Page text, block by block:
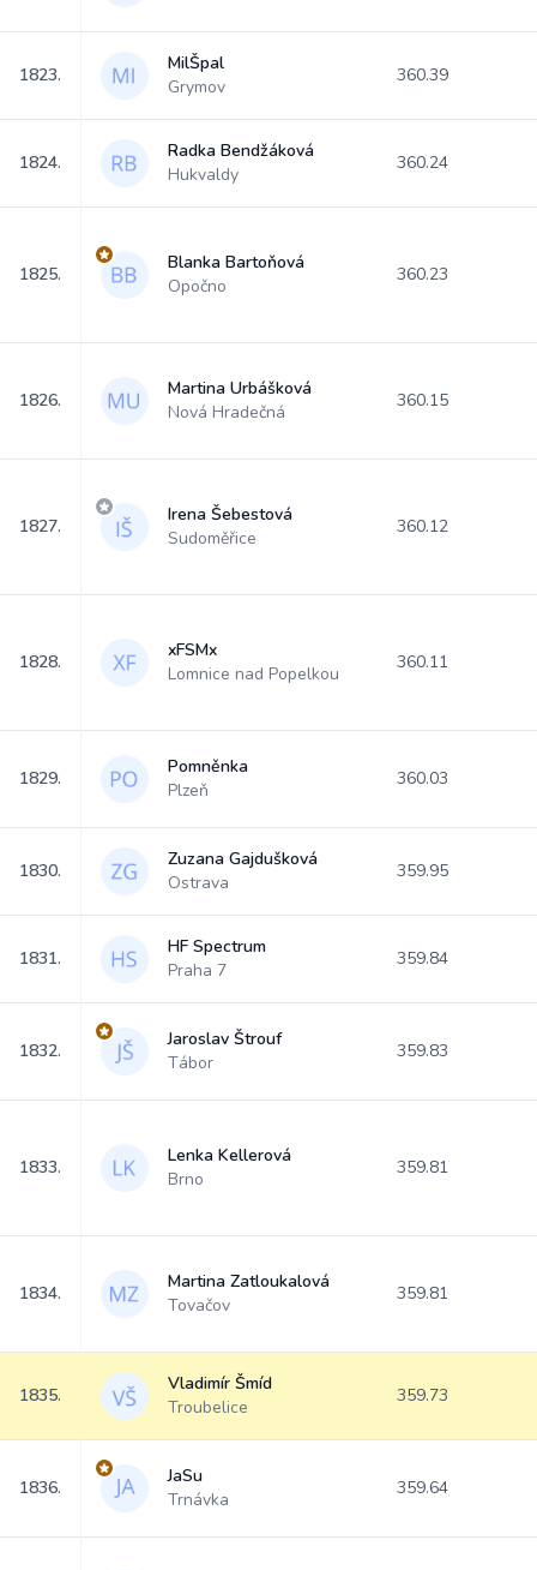
1823.
MilŠpal
Grymov
360.39
1824.
Radka Bendžáková
Hukvaldy
360.24
1825.
Blanka Bartoňová
Opočno
360.23
1826.
Martina Urbášková
Nová Hradečná
360.15
1827.
Irena Šebestová
Sudoměřice
360.12
1828.
xFSMx
Lomnice nad Popelkou
360.11
1829.
Pomněnka
Plzeň
360.03
1830.
Zuzana Gajdušková
Ostrava
359.95
1831.
HF Spectrum
Praha 7
359.84
1832.
Jaroslav Štrouf
Tábor
359.83
1833.
Lenka Kellerová
Brno
359.81
1834.
Martina Zatloukalová
Tovačov
359.81
1835.
Vladimír Šmíd
Troubelice
359.73
1836.
JaSu
Trnávka
359.64